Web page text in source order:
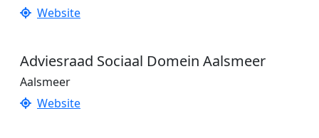
Website
Adviesraad Sociaal Domein Aalsmeer
Aalsmeer
Website